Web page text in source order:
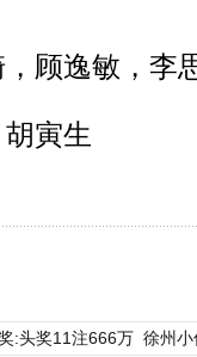
顾逸敏，李
寅生
:头奖11注666万 徐州